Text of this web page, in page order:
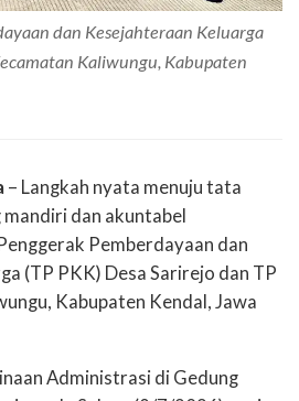
dan Kesejahteraan Keluarga
Kaliwungu, Kabupaten
– Langkah nyata menuju tata
dan akuntabel
Pemberdayaan dan
(TP PKK) Desa Sarirejo dan TP
Kabupaten Kendal, Jawa
Administrasi di Gedung